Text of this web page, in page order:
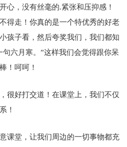
心，没有丝毫的.紧张和压抑感！
得走！你真的是一个特优秀的好老
孩子看，然后夸奖我们，我们都知
六月寒。”这样我们会觉得跟你呆
！呵呵！
很好打交道！在课堂上，我们不仅
！
课堂，让我们周边的一切事物都充